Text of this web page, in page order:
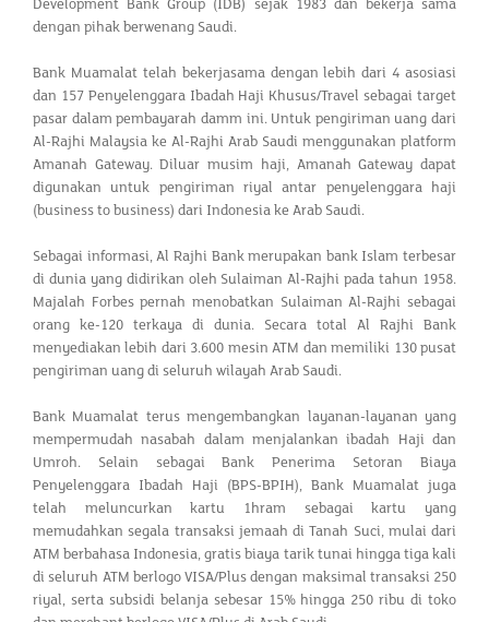
Development Bank Group (IDB) sejak 1983 dan bekerja sama
dengan pihak berwenang Saudi.
Bank Muamalat telah bekerjasama dengan lebih dari 4 asosiasi
dan 157 Penyelenggara Ibadah Haji Khusus/Travel sebagai target
pasar dalam pembayarah damm ini. Untuk pengiriman uang dari
Al-Rajhi Malaysia ke Al-Rajhi Arab Saudi menggunakan platform
Amanah Gateway. Diluar musim haji, Amanah Gateway dapat
digunakan untuk pengiriman riyal antar penyelenggara haji
(business to business) dari Indonesia ke Arab Saudi.
Sebagai informasi, Al Rajhi Bank merupakan bank Islam terbesar
di dunia yang didirikan oleh Sulaiman Al-Rajhi pada tahun 1958.
Majalah Forbes pernah menobatkan Sulaiman Al-Rajhi sebagai
orang ke-120 terkaya di dunia. Secara total Al Rajhi Bank
menyediakan lebih dari 3.600 mesin ATM dan memiliki 130 pusat
pengiriman uang di seluruh wilayah Arab Saudi.
Bank Muamalat terus mengembangkan layanan-layanan yang
mempermudah nasabah dalam menjalankan ibadah Haji dan
Umroh. Selain sebagai Bank Penerima Setoran Biaya
Penyelenggara Ibadah Haji (BPS-BPIH), Bank Muamalat juga
telah meluncurkan kartu 1hram sebagai kartu yang
memudahkan segala transaksi jemaah di Tanah Suci, mulai dari
ATM berbahasa Indonesia, gratis biaya tarik tunai hingga tiga kali
di seluruh ATM berlogo VISA/Plus dengan maksimal transaksi 250
riyal, serta subsidi belanja sebesar 15% hingga 250 ribu di toko